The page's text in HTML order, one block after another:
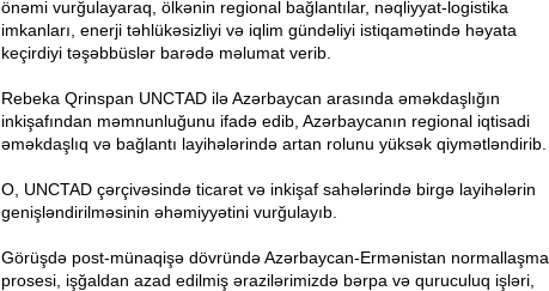
önəmi vurğulayaraq, ölkənin regional bağlantılar, nəqliyyat-logistika
imkanları, enerji təhlükəsizliyi və iqlim gündəliyi istiqamətində həyata
keçirdiyi təşəbbüslər barədə məlumat verib.
Rebeka Qrinspan UNCTAD ilə Azərbaycan arasında əməkdaşlığın
inkişafından məmnunluğunu ifadə edib, Azərbaycanın regional iqtisadi
əməkdaşlıq və bağlantı layihələrində artan rolunu yüksək qiymətləndirib.
O, UNCTAD çərçivəsində ticarət və inkişaf sahələrində birgə layihələrin
genişləndirilməsinin əhəmiyyətini vurğulayıb.
Görüşdə post-münaqişə dövründə Azərbaycan-Ermənistan normallaşma
prosesi, işğaldan azad edilmiş ərazilərimizdə bərpa və quruculuq işləri,